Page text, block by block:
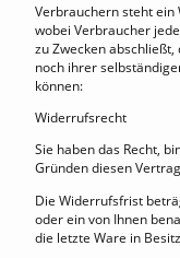
Verbrauchern steht
wobei Verbraucher
zu Zwecken
noch ihrer
können:
Widerrufsrecht
Sie haben das Recht,
Gründen diesen
Die Widerrufsfrist
oder ein von Ihnen
die letzte Ware in